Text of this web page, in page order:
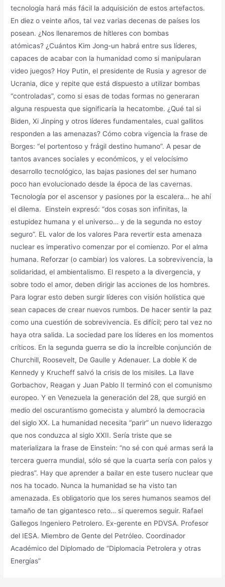
tecnología hará más fácil la adquisición de estos artefactos.
En diez o veinte años, tal vez varias decenas de países los
posean. ¿Nos llenaremos de hítleres con bombas
atómicas? ¿Cuántos Kim Jong-un habrá entre sus líderes,
capaces de acabar con la humanidad como si manipularan
video juegos? Hoy Putin, el presidente de Rusia y agresor de
Ucrania, dice y repite que está dispuesto a utilizar bombas
“controladas”, como si esas de todas formas no generaran
alguna respuesta que significaría la hecatombe. ¿Qué tal si
Biden, Xi Jinping y otros líderes fundamentales, cual gallitos
responden a las amenazas? Cómo cobra vigencia la frase de
Borges: “el portentoso y frágil destino humano”. A pesar de
tantos avances sociales y económicos, y el velocísimo
desarrollo tecnológico, las bajas pasiones del ser humano
poco han evolucionado desde la época de las cavernas.
Tecnología por el ascensor y pasiones por la escalera… he ahí
el dilema. Einstein expresó: “dos cosas son infinitas, la
estupidez humana y el universo… y de la segunda no estoy
seguro”. EL valor de los valores Para revertir esta amenaza
nuclear es imperativo comenzar por el comienzo. Por el alma
humana. Reforzar (o cambiar) los valores. La sobrevivencia, la
solidaridad, el ambientalismo. El respeto a la divergencia, y
sobre todo el amor, deben dirigir las acciones de los hombres.
Para lograr esto deben surgir líderes con visión holística que
sean capaces de crear nuevos rumbos. De hacer sentir la paz
como una cuestión de sobrevivencia. Es difícil; pero tal vez no
haya otra salida. La sociedad pare los líderes en los momentos
críticos. En la segunda guerra se dio la increíble conjunción de
Churchill, Roosevelt, De Gaulle y Adenauer. La doble K de
Kennedy y Krucheff salvó la crisis de los misiles. La llave
Gorbachov, Reagan y Juan Pablo II terminó con el comunismo
europeo. Y en Venezuela la generación del 28, que surgió en
medio del oscurantismo gomecista y alumbró la democracia
del siglo XX. La humanidad necesita “parir” un nuevo liderazgo
que nos conduzca al siglo XXII. Sería triste que se
materializara la frase de Einstein: “no sé con qué armas será la
tercera guerra mundial, sólo sé que la cuarta sería con palos y
piedras”. Hay que aprender a bailar en este tusero nuclear que
nos ha tocado. Nunca la humanidad se ha visto tan
amenazada. Es obligatorio que los seres humanos seamos del
tamaño de tan gigantesco reto… si queremos seguir. Rafael
Gallegos Ingeniero Petrolero. Ex-gerente en PDVSA. Profesor
del IESA. Miembro de Gente del Petróleo. Coordinador
Académico del Diplomado de “Diplomacia Petrolera y otras
Energías”